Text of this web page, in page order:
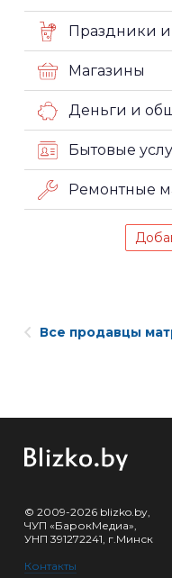
Праздники и
Магазины
Деньги и
Бытовые
Ремонтные
Все продавцы
© 2009-2026 blizko.by,
ЧУП «БарокМедиа»,
УНП 391272241, г.Минск
Контакты